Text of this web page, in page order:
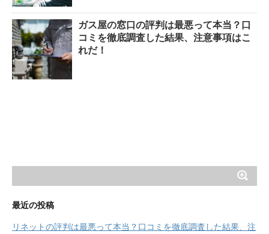
ガス屋の窓口の評判は最悪って本当？口
コミを徹底調査した結果、注意事項はこ
れだ！
最近の投稿
リネットの評判は最悪って本当？口コミを徹底調査した結果、注